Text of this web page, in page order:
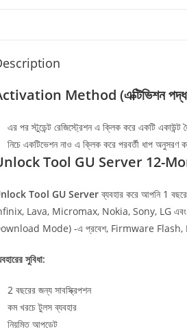
Method (এক্টিভিশন
এর পর স্টুডেন্ট রেজিস্ট্রেশন এ ক্লিক করে একটি একাউন্ট
নিচে একটিভেশন নাও এ ক্লিক করে পরবর্তী ধাপ অনুসরণ
Tool GU Server 12-Month
Tool GU Serverব্যবহার করে আপনি 1
Lava, Micromax, Nokia, Sony, LG এবং
Mode) -এ প্রবেশ, Firmware Flash,
সুবিধা:
2 বছরের জন্য সাবস্ক্রিপশন
কম খরচে টুলস ব্যবহার
নিয়মিত আপডেট